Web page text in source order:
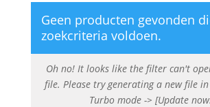
Geen producten gevonden
zoekcriteria voldoen.
Oh no! It looks like the filter can't
file. Please try generating a new file in
Turbo mode -> [Update